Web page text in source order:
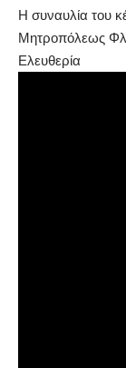
Η συναυλία του
Μητροπόλεως
Ελευθερία